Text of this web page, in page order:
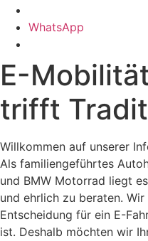
WhatsApp
E-
trifft
Willkommen auf unserer
Als familiengeführtes
und BMW Motorrad liegt
und ehrlich zu beraten.
Entscheidung für ein E-
ist. Deshalb möchten wir